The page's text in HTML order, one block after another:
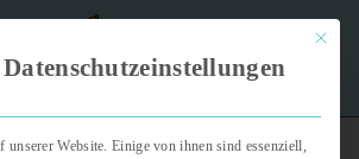
Podcast" | Das Hobby auf die Ohren |
Mit
Datenschutzeinstellungen
unserer Website. Einige von ihnen sind essenziell,